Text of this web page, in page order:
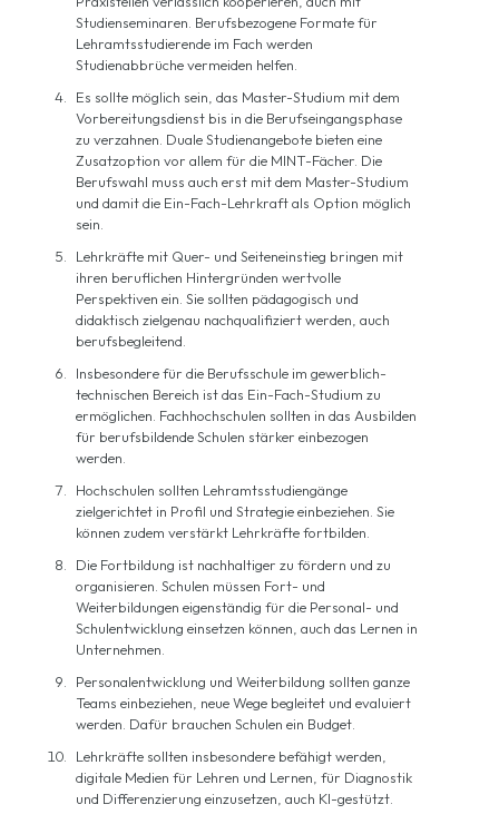
Studienseminaren. Berufsbezogene Formate für
Lehramtsstudierende im Fach werden
Studienabbrüche vermeiden helfen.
Es sollte möglich sein, das Master-Studium mit dem
Vorbereitungsdienst bis in die Berufseingangsphase
zu verzahnen. Duale Studienangebote bieten eine
Zusatzoption vor allem für die MINT-Fächer. Die
Berufswahl muss auch erst mit dem Master-Studium
und damit die Ein-Fach-Lehrkraft als Option möglich
sein.
Lehrkräfte mit Quer- und Seiteneinstieg bringen mit
ihren beruflichen Hintergründen wertvolle
Perspektiven ein. Sie sollten pädagogisch und
didaktisch zielgenau nachqualifiziert werden, auch
berufsbegleitend.
Insbesondere für die Berufsschule im gewerblich-
technischen Bereich ist das Ein-Fach-Studium zu
ermöglichen. Fachhochschulen sollten in das Ausbilden
für berufsbildende Schulen stärker einbezogen
werden.
Hochschulen sollten Lehramtsstudiengänge
zielgerichtet in Profil und Strategie einbeziehen. Sie
können zudem verstärkt Lehrkräfte fortbilden.
Die Fortbildung ist nachhaltiger zu fördern und zu
organisieren. Schulen müssen Fort- und
Weiterbildungen eigenständig für die Personal- und
Schulentwicklung einsetzen können, auch das Lernen in
Unternehmen.
Personalentwicklung und Weiterbildung sollten ganze
Teams einbeziehen, neue Wege begleitet und evaluiert
werden. Dafür brauchen Schulen ein Budget.
Lehrkräfte sollten insbesondere befähigt werden,
digitale Medien für Lehren und Lernen, für Diagnostik
und Differenzierung einzusetzen, auch KI-gestützt.